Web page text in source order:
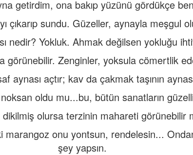
getirdim, ona bakıp yüzünü gördükçe
çıkarıp sundu. Güzeller, aynayla meşgul
nedir? Yokluk. Ahmak değilsen yokluğu
görünebilir. Zenginler, yoksula cömertlik
aynası açtır; kav da çakmak taşının
oldu mu...bu, bütün sanatların
olursa terzinin mahareti görünebilir
marangoz onu yontsun, rendelesin...
şey yapsın.